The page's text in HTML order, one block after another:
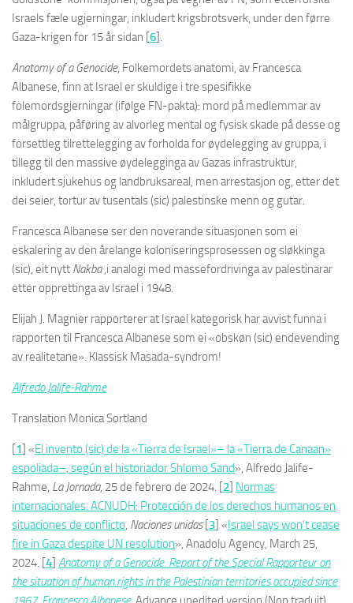
Israels fæle ugjerningar, inkludert krigsbrotsverk, under den førre
Gaza-krigen for 15 år sidan [6].
Anatomy of a Genocide, Folkemordets anatomi, av Francesca
Albanese, finn at Israel er skuldige i tre spesifikke
folemordsgjerningar (ifølge FN-pakta): mord på medlemmar av
målgruppa, påføring av alvorleg mental og fysisk skade på desse og
forsettleg tilrettelegging av forholda for øydelegging av gruppa, i
tillegg til den massive øydelegginga av Gazas infrastruktur,
inkludert sjukehus og landbruksareal, men arrestasjon og, etter det
dei seier, tortur av tusentals (sic) palestinske menn og gutar.
Francesca Albanese ser den noverande situasjonen som ei
eskalering av den årelange koloniseringsprosessen og sløkkinga
(sic), eit nytt Nakba,i analogi med massefordrivinga av palestinarar
etter opprettinga av Israel i 1948.
Elijah J. Magnier rapporterer at Israel kategorisk har avvist funna i
rapporten til Francesca Albanese som ei «obskøn (sic) endevending
av realitetane». Klassisk Masada-syndrom!
Alfredo Jalife-Rahme
Translation Monica Sortland
[1] «El invento (sic) de la «Tierra de Israel»– la «Tierra de Canaan»
espoliada–, según el historiador Shlomo Sand», Alfredo Jalife-
Rahme, La Jornada, 25 de febrero de 2024. [2] Normas
internacionales. ACNUDH: Protección de los derechos humanos en
situaciones de conflicto, Naciones unidas[3] «Israel says won’t cease
fire in Gaza despite UN resolution», Anadolu Agency, March 25,
2024. [4] Anatomy of a Genocide. Report of the Special Rapporteur on
the situation of human rights in the Palestinian territories occupied since